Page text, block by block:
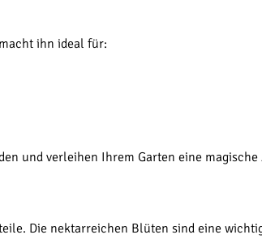
ihn ideal für:
und verleihen Ihrem Garten eine magische
Die nektarreichen Blüten sind eine